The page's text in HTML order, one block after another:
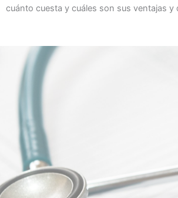
cuánto cuesta y cuáles son sus ventajas y